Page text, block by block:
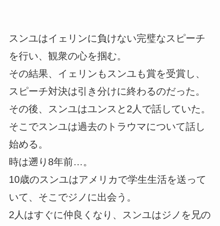
スンユはイェリンに負けない完璧なスピーチ
を行い、観衆の心を掴む。
その結果、イェリンもスンユも賞を受賞し、
スピーチ対決は引き分けに終わるのだった。
その後、スンユはユンスと2人で話していた。
そこでスンユは過去のトラウマについて話し
始める。
時は遡り8年前…。
10歳のスンユはアメリカで学生生活を送って
いて、そこでジノに出会う。
2人はすぐに仲良くなり、スンユはジノを兄の